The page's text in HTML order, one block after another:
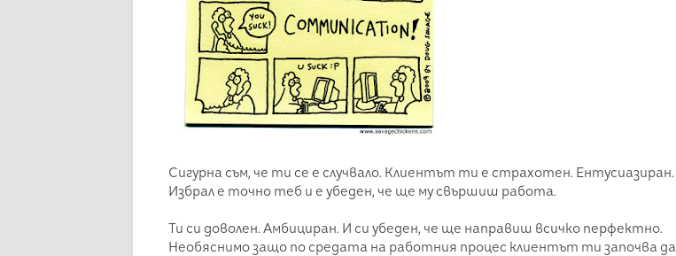
Сигурна съм, че ти се е случвало. Клиентът ти е страхотен. Ентусиазиран.
Избрал е точно теб и е убеден, че ще му свършиш работа.
Ти си доволен. Амбициран. И си убеден, че ще направиш всичко перфектно.
Необяснимо защо по средата на работния процес клиентът ти започва да